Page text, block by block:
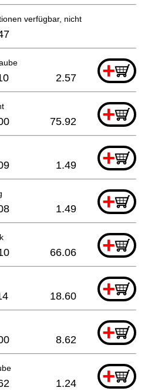
verfügbar, nicht bestellbar
+
2.57
+
75.92
+
1.49
+
1.49
+
66.06
+
18.60
+
8.62
+
1.24